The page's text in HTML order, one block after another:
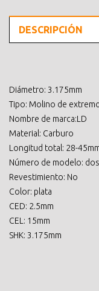
DESCRIPCIÓN
Diámetro: 3.175mm
Tipo: Molino de
Nombre de marca:LD
Material: Carburo
Longitud total: 28-
Número de modelo:
Revestimiento: No
Color: plata
CED: 2.5mm
CEL: 15mm
SHK: 3.175mm